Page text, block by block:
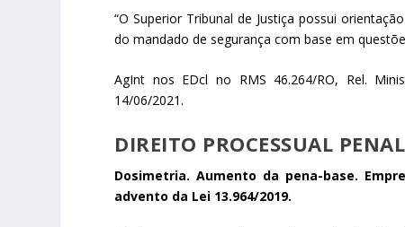
“O Superior Tribunal de Justiça possui
do mandado de segurança com base em
AgInt nos EDcl no RMS 46.264/RO, Rel.
14/06/2021.
DIREITO PROCESSUAL
Dosimetria. Aumento da pena-base.
advento da Lei 13.964/2019.